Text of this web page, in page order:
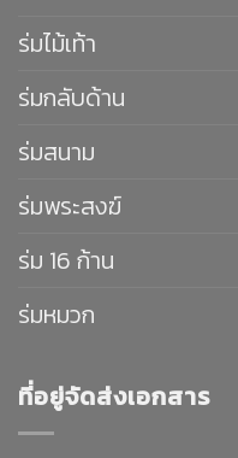
ร่มไม้เท้า
ร่มกลับด้าน
ร่มสนาม
ร่มพระสงฆ์
ร่ม 16 ก้าน
ร่มหมวก
ที่อยู่จัดส่งเอกสาร